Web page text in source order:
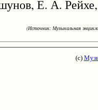
Е. А.
(Источник: Музыкальная
(с)